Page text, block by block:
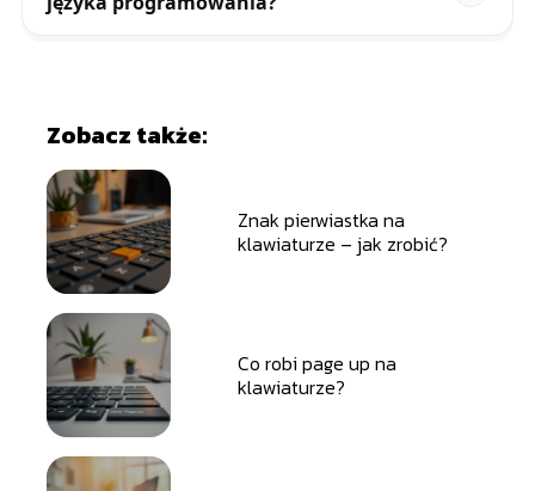
Zobacz także:
Znak pierwiastka na
klawiaturze – jak zrobić?
Co robi page up na
klawiaturze?